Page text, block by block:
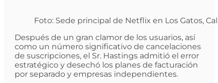
Foto: Sede principal de Netflix en Los Gatos,
Después de un gran clamor de los usuarios, así
como un número significativo de cancelaciones
de suscripciones, el Sr. Hastings admitió el error
estratégico y desechó los planes de facturación
por separado y empresas independientes.